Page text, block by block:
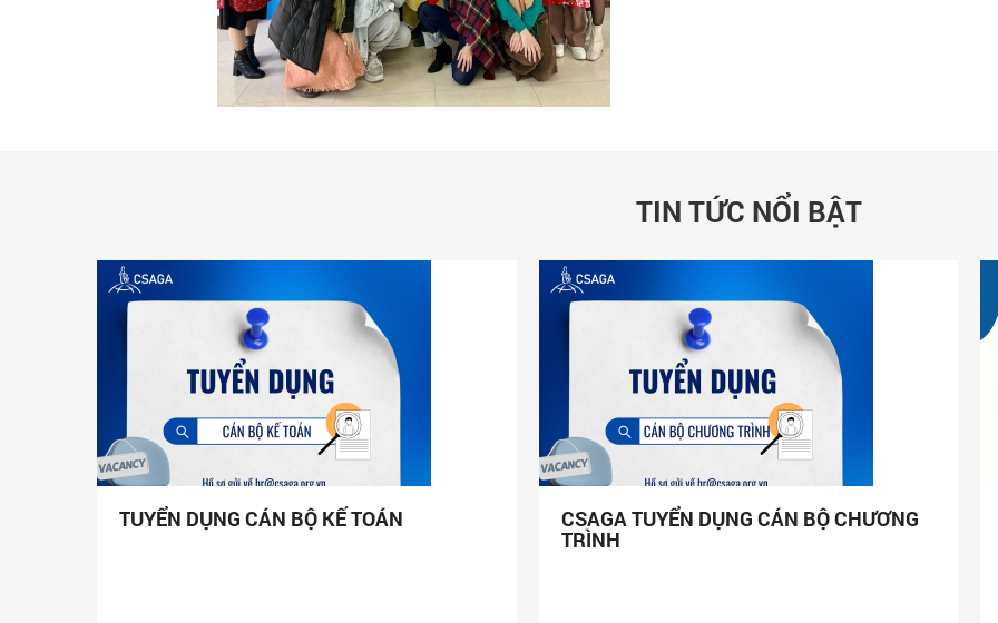
TIN TỨC NỔI BẬT
TUYỂN DỤNG CÁN BỘ KẾ TOÁN CSAGA TUYỂN DỤNG CÁN BỘ CHƯƠNG
TRÌNH